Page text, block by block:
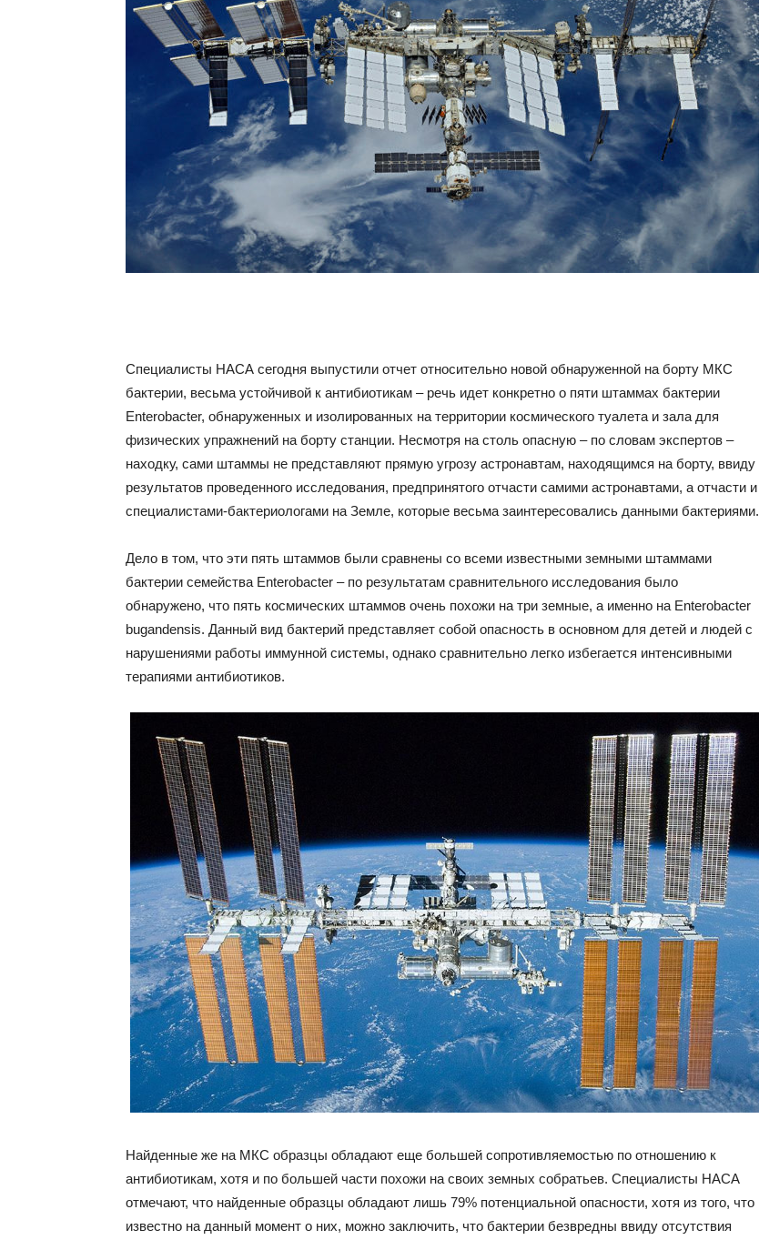
Специалисты НАСА сегодня выпустили отчет относительно новой обнаруженной на борту МКС
бактерии, весьма устойчивой к антибиотикам – речь идет конкретно о пяти штаммах бактерии
Enterobacter, обнаруженных и изолированных на территории космического туалета и зала для
физических упражнений на борту станции. Несмотря на столь опасную – по словам экспертов –
находку, сами штаммы не представляют прямую угрозу астронавтам, находящимся на борту, ввиду
результатов проведенного исследования, предпринятого отчасти самими астронавтами, а отчасти и
специалистами-бактериологами на Земле, которые весьма заинтересовались данными бактериями.
Дело в том, что эти пять штаммов были сравнены со всеми известными земными штаммами
бактерии семейства Enterobacter – по результатам сравнительного исследования было
обнаружено, что пять космических штаммов очень похожи на три земные, а именно на Enterobacter
bugandensis. Данный вид бактерий представляет собой опасность в основном для детей и людей с
нарушениями работы иммунной системы, однако сравнительно легко избегается интенсивными
терапиями антибиотиков.
Найденные же на МКС образцы обладают еще большей сопротивляемостью по отношению к
антибиотикам, хотя и по большей части похожи на своих земных собратьев. Специалисты НАСА
отмечают, что найденные образцы обладают лишь 79% потенциальной опасности, хотя из того, что
известно на данный момент о них, можно заключить, что бактерии безвредны ввиду отсутствия